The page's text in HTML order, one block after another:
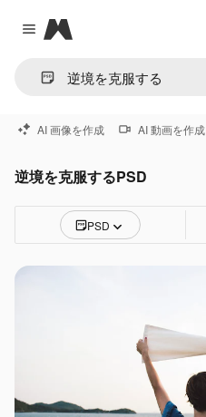
Close menu
Magnific
AI 画像を作成 AI 動画を作成
逆境を克服するPSD
PSD